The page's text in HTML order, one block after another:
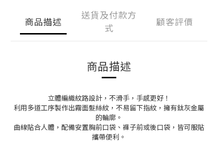
商品描述
送貨及付款方
式
顧客評價
商品描述
立體編織紋路設計，不滑手，手感更好！
利用多道工序製作出霧面髮絲紋，不易留下指紋，擁有鈦灰金屬
的輪廓。
曲線貼合人體，配備安置胸前口袋、褲子前或後口袋，皆可服貼
攜帶便利。